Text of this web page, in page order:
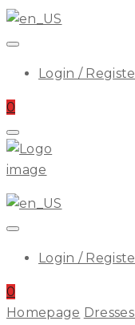
Login /
0
Start
Menu
ILA
Login /
0
Homepage